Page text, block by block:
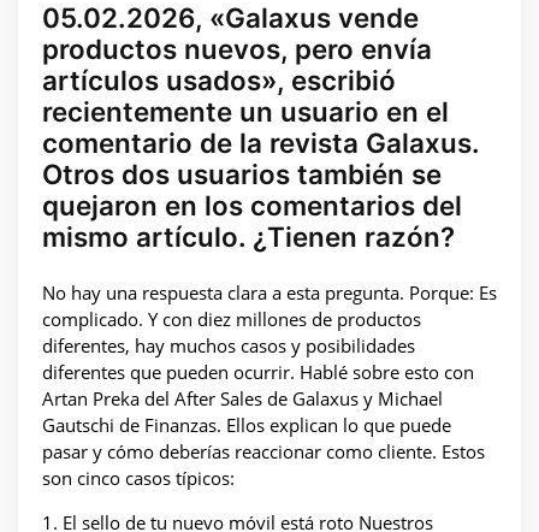
05.02.2026, «Galaxus vende
productos nuevos, pero envía
artículos usados», escribió
recientemente un usuario en el
comentario de la revista Galaxus.
Otros dos usuarios también se
quejaron en los comentarios del
mismo artículo. ¿Tienen razón?
No hay una respuesta clara a esta pregunta. Porque: Es
complicado. Y con diez millones de productos
diferentes, hay muchos casos y posibilidades
diferentes que pueden ocurrir. Hablé sobre esto con
Artan Preka del After Sales de Galaxus y Michael
Gautschi de Finanzas. Ellos explican lo que puede
pasar y cómo deberías reaccionar como cliente. Estos
son cinco casos típicos:
1. El sello de tu nuevo móvil está roto Nuestros